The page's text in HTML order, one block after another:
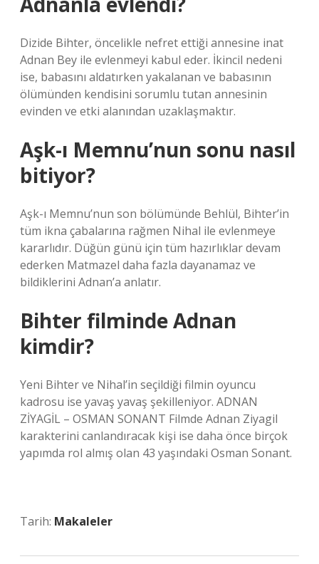
Dizide Bihter, öncelikle nefret ettiği annesine inat
Adnan Bey ile evlenmeyi kabul eder. İkincil nedeni
ise, babasını aldatırken yakalanan ve babasının
ölümünden kendisini sorumlu tutan annesinin
evinden ve etki alanından uzaklaşmaktır.
Aşk-ı Memnu’nun sonu nasıl
bitiyor?
Aşk-ı Memnu’nun son bölümünde Behlül, Bihter’in
tüm ikna çabalarına rağmen Nihal ile evlenmeye
kararlıdır. Düğün günü için tüm hazırlıklar devam
ederken Matmazel daha fazla dayanamaz ve
bildiklerini Adnan’a anlatır.
Bihter filminde Adnan
kimdir?
Yeni Bihter ve Nihal’in seçildiği filmin oyuncu
kadrosu ise yavaş yavaş şekilleniyor. ADNAN
ZİYAGİL – OSMAN SONANT Filmde Adnan Ziyagil
karakterini canlandıracak kişi ise daha önce birçok
yapımda rol almış olan 43 yaşındaki Osman Sonant.
Tarih: Makaleler